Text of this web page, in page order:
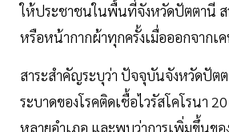
ให้ประชาชนในพื้นที่จังหวัดปัตตานี
หรือหน้ากากผ้าทุกครั้งเมื่อออกจากเ
สาระสำคัญระบุว่า ปัจจุบันจังหวัดปัต
ระบาดของโรคติดเชื้อไวรัสโคโรนา
หลายอําเภอ และพบว่าการเพิ่มขึ้นขอ